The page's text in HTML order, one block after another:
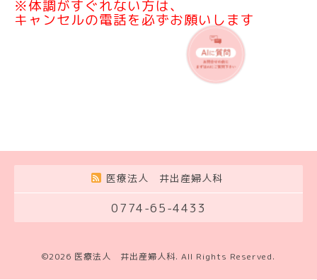
※体調がすぐれない方は、
キャンセルの電話を必ずお願いします
医療法人 井出産婦人科
0774-65-4433
©2026 医療法人 井出産婦人科. All Rights Reserved.